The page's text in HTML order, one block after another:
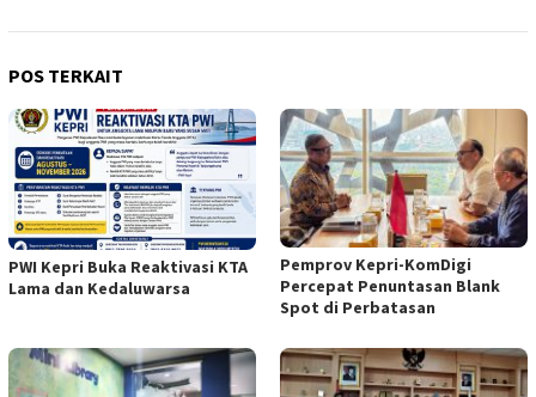
POS TERKAIT
PWI Kepri Buka Reaktivasi KTA
Lama dan Kedaluwarsa
Pemprov Kepri-KomDigi
Percepat Penuntasan Blank
Spot di Perbatasan